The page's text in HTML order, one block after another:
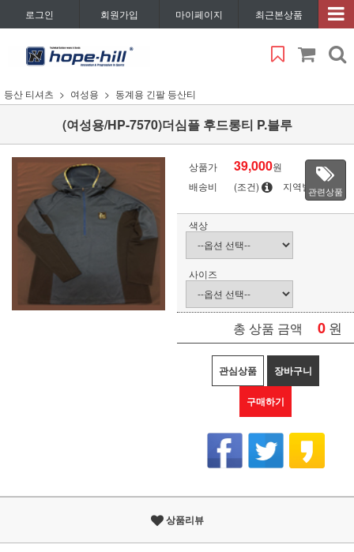
로그인 회원가입 마이페이지 최근본상품
등산 티셔츠 여성용 동계용 긴팔 등산티
(여성용/HP-7570)더심플 후드롱티 P.블루
상품가 39,000원
배송비
(조건) 지역별관련상품
색상
사이즈
총 상품 금액 0 원
관심상품 장바구니
구매하기
상품리뷰